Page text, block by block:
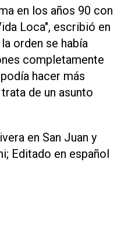
en los años 90 con
Loca", escribió en
orden se había
completamente
hacer más
de un asunto
en San Juan y
Editado en español